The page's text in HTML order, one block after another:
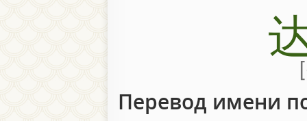
Перевод имени